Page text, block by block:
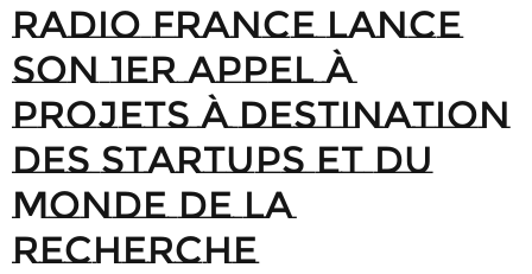
Radio France lance
son 1er appel à
projets à destination
des startups et du
monde de la
recherche